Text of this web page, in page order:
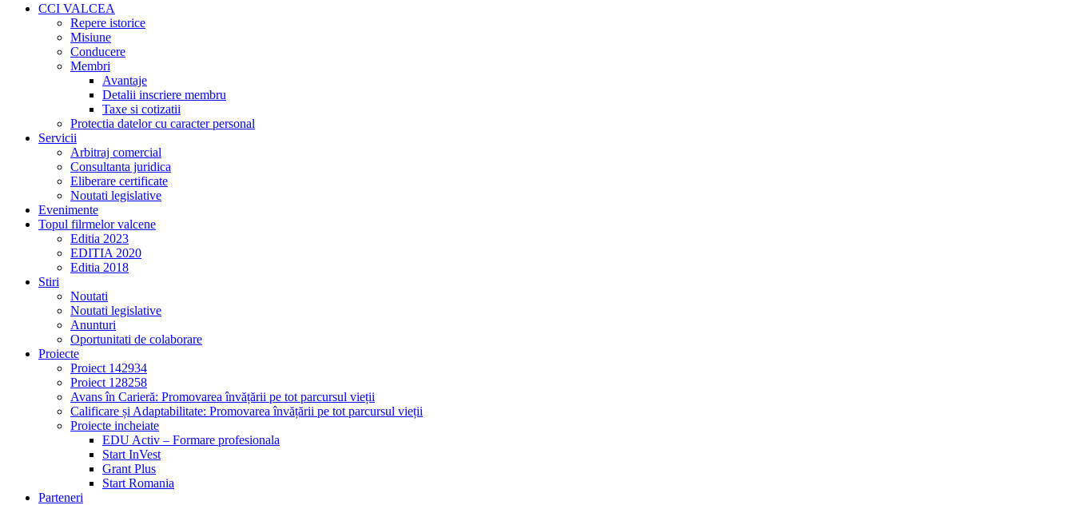
CCI VALCEA
Repere istorice
Misiune
Conducere
Membri
Avantaje
Detalii inscriere membru
Taxe si cotizatii
Protectia datelor cu caracter personal
Servicii
Arbitraj comercial
Consultanta juridica
Eliberare certificate
Noutati legislative
Evenimente
Topul filrmelor valcene
Editia 2023
EDITIA 2020
Editia 2018
Stiri
Noutati
Noutati legislative
Anunturi
Oportunitati de colaborare
Proiecte
Proiect 142934
Proiect 128258
Avans în Carieră: Promovarea învățării pe tot parcursul vieții
Calificare și Adaptabilitate: Promovarea învățării pe tot parcursul vieții
Proiecte incheiate
EDU Activ – Formare profesionala
Start InVest
Grant Plus
Start Romania
Parteneri